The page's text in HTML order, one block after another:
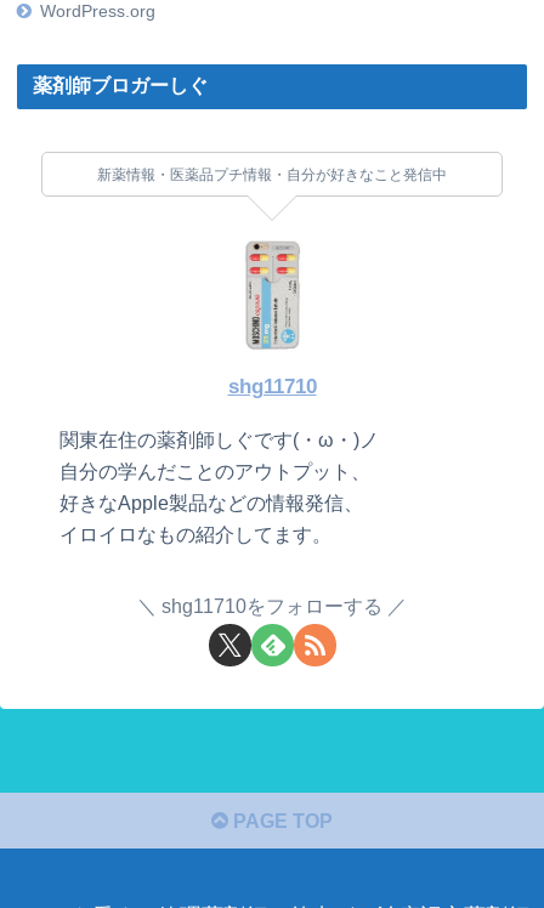
WordPress.org
薬剤師ブロガーしぐ
新薬情報・医薬品プチ情報・自分が好きなこと発信中
shg11710
関東在住の薬剤師しぐです(・ω・)ノ
自分の学んだことのアウトプット、
好きなApple製品などの情報発信、
イロイロなもの紹介してます。
shg11710をフォローする
PAGE TOP